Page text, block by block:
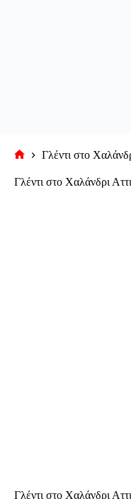
σελίδα
Γλέντι στο
Γλέντι στο Χαλάνδρι
Γλέντι στο Χαλάνδρι